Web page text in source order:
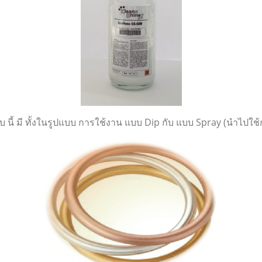
นี้ มี ทั้งในรูปแบบ การใช้งาน แบบ Dip กับ แบบ Spray (นำไปใ